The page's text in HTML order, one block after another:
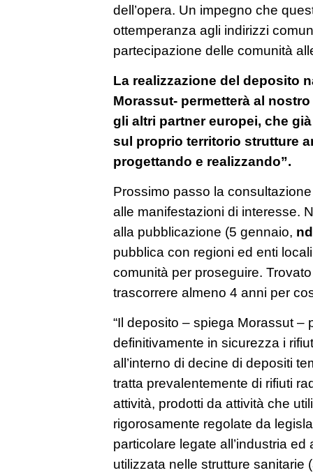
dell’opera. Un impegno che
ottemperanza agli indirizzi
partecipazione delle comunità
La realizzazione del deposito
Morassut- permetterà al
gli altri partner europei, che
sul proprio territorio strutture
progettando e realizzando”.
Prossimo passo la consultazione
alle manifestazioni di interesse.
alla pubblicazione (5 gennaio,
pubblica con regioni ed enti
comunità per proseguire.
trascorrere almeno 4 anni per
“Il deposito – spiega Morassut –
definitivamente in sicurezza i
all’interno di decine di depositi
tratta prevalentemente di rifiuti
attività, prodotti da attività che
rigorosamente regolate da
particolare legate all’industria
utilizzata nelle strutture sanitarie